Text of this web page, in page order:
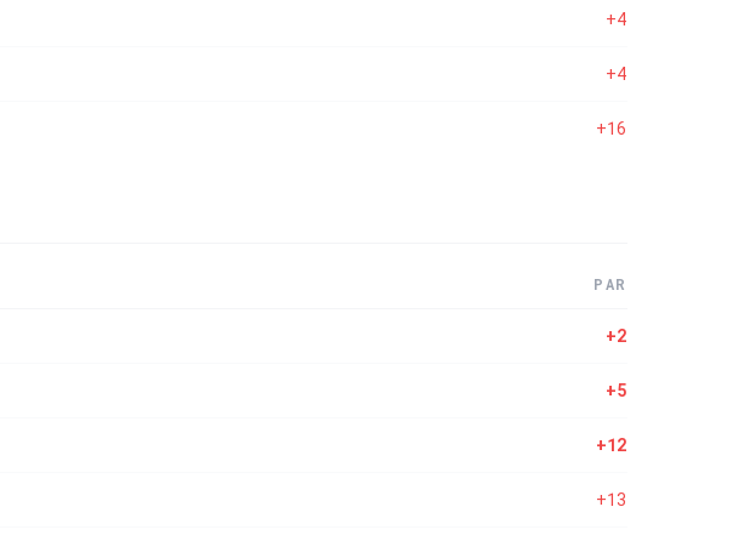
+4
+4
+16
PAR
+2
+5
+12
+13